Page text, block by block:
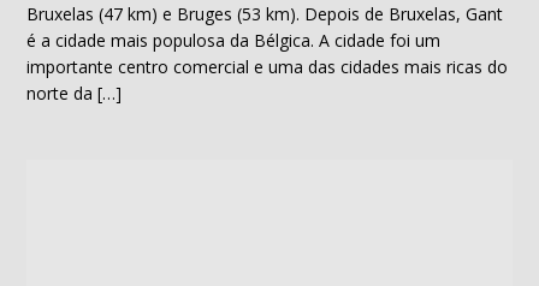
Bruxelas (47 km) e Bruges (53 km). Depois de Bruxelas, Gant
é a cidade mais populosa da Bélgica. A cidade foi um
importante centro comercial e uma das cidades mais ricas do
norte da […]